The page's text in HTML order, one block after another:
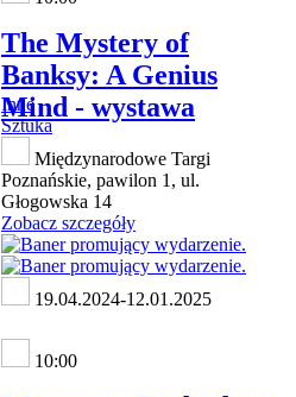
The Mystery of
Banksy: A Genius
Mind - wystawa
Inne
Sztuka
Międzynarodowe Targi
Poznańskie, pawilon 1, ul.
Głogowska 14
Zobacz szczegóły
19.04.2024-12.01.2025
10:00